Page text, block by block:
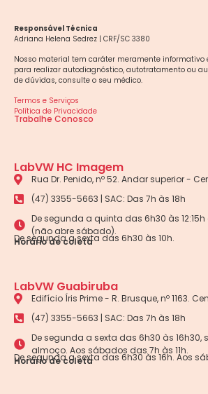
Responsável Técnica
Adriana Helena Sedrez | CRF/SC 3380
Nosso material tem caráter meramente informativo
para realizar autodiagnóstico, autotratamento ou
de dúvidas, consulte o seu médico.
Termos e Serviços
Política de Privacidade
Trabalhe Conosco
LabVW HC Imagem
Rua Dr. Penido, nº 52. Andar superior -
(47) 3355-5663 | SAC: Das 7h às 18h
De segunda a quinta das 6h30 às 12:15h
(não abre sábado).
Horário de coleta
De segunda a sexta das 6h30 às 10h.
LabVW Guabiruba
Edifício Íris Prime - R. Brusque, nº 1163.
(47) 3355-5663 | SAC: Das 7h às 18h
De segunda a sexta das 6h30 às 16h30,
almoço. Aos sábados das 7h às 11h.
Horário de coleta
De segunda a sexta das 6h30 às 16h. Aos